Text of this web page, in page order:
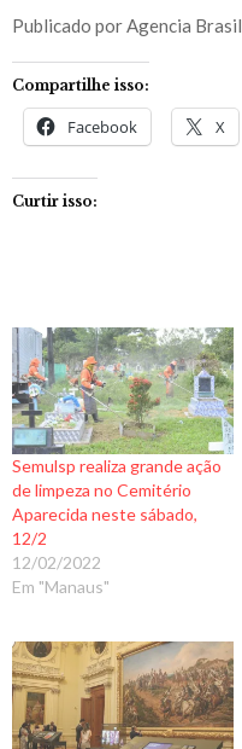
Publicado por Agencia Brasil
Compartilhe isso:
Facebook X
Curtir isso:
Semulsp realiza grande ação
de limpeza no Cemitério
Aparecida neste sábado,
12/2
12/02/2022
Em "Manaus"